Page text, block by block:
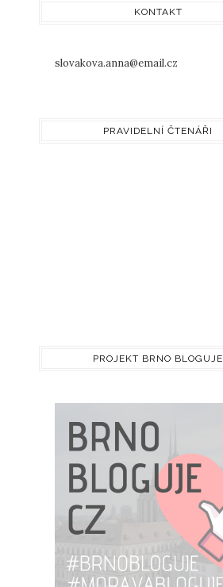
KONTAKT
slovakova.anna@email.cz
PRAVIDELNÍ ČTENÁŘI
PROJEKT BRNO BLOGUJE